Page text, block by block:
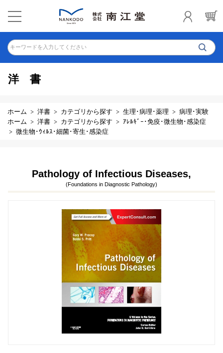
キーワードを入力してください
洋書
ホーム 洋書 カテゴリから探す 生理･病理･薬理
病理･実験
ホーム
洋書 カテゴリから探す
ｱﾚﾙｷﾞｰ･免疫･微生物･感染症
微生物･ｳｨﾙｽ･細菌･寄生･感染症
Pathology of Infectious Diseases,
(Foundations in Diagnostic Pathology)